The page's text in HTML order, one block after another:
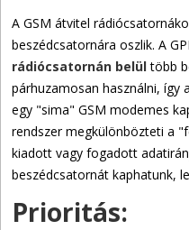
A GSM átvitel
beszédcsatornára oszlik. A
rádiócsatornán belültöbb
párhuzamosan használni, így
egy "sima" GSM modemes
rendszer megkülönbözteti a
kiadott vagy fogadott
beszédcsatornát kaphatunk,
Prioritás: